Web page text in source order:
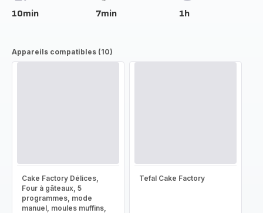
10min 7min 1h
Appareils compatibles (10)
Cake Factory Délices,
Four à gâteaux, 5
programmes, mode
manuel, moules muffins,
Tefal Cake Factory